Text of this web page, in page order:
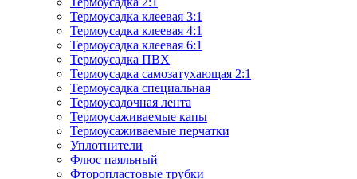
Термоусадка клеевая 3:1
Термоусадка клеевая 4:1
Термоусадка клеевая 6:1
Термоусадка ПВХ
Термоусадка самозатухающая 2:1
Термоусадка специальная
Термоусадочная лента
Термоусаживаемые капы
Термоусаживаемые перчатки
Уплотнители
Флюс паяльный
Фторопластовые трубки